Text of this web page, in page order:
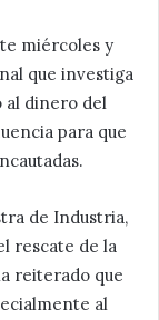
miércoles y
que investiga
al dinero del
para que
de Industria,
rescate de la
reiterado que
al